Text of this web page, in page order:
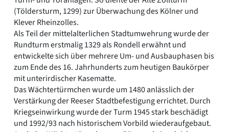
(Töldersturm, 1299) zur Überwachung des Kölner und
Klever Rheinzolles.
Als Teil der mittelalterlichen Stadtumwehrung wurde der
Rundturm erstmalig 1329 als Rondell erwähnt und
entwickelte sich über mehrere Um- und Ausbauphasen bis
zum Ende des 16. Jahrhunderts zum heutigen Baukörper
mit unterirdischer Kasematte.
Das Wächtertürmchen wurde um 1480 anlässlich der
Verstärkung der Reeser Stadtbefestigung errichtet. Durch
Kriegseinwirkung wurde der Turm 1945 stark beschädigt
und 1992/93 nach historischem Vorbild wiederaufgebaut.